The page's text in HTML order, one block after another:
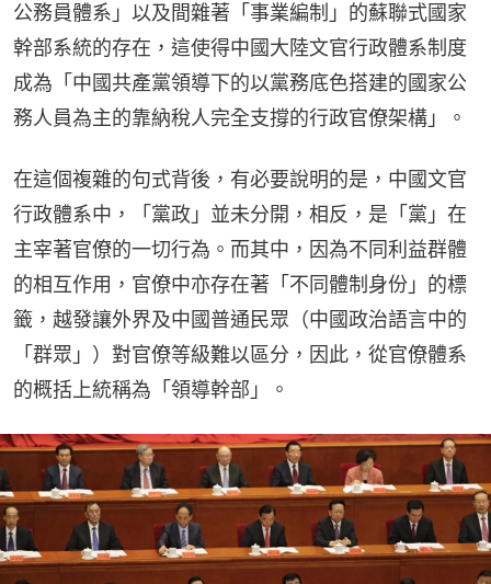
公務員體系」以及間雜著「事業編制」的蘇聯式國家
幹部系統的存在，這使得中國大陸文官行政體系制度
成為「中國共產黨領導下的以黨務底色搭建的國家公
務人員為主的靠納稅人完全支撐的行政官僚架構」。
在這個複雜的句式背後，有必要說明的是，中國文官
行政體系中，「黨政」並未分開，相反，是「黨」在
主宰著官僚的一切行為。而其中，因為不同利益群體
的相互作用，官僚中亦存在著「不同體制身份」的標
籤，越發讓外界及中國普通民眾（中國政治語言中的
「群眾」）對官僚等級難以區分，因此，從官僚體系
的概括上統稱為「領導幹部」。